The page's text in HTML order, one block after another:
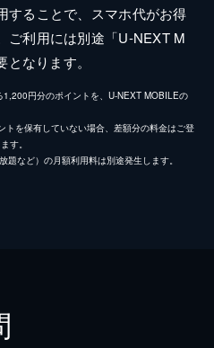
することで、スマホ代がお得
ご利用には別途「U-NEXT M
なります。
円分のポイントを、U-NEXT MOBILEの
トを保有していない場合、差額分の料金はご登
す。
など）の月額利用料は別途発生します。